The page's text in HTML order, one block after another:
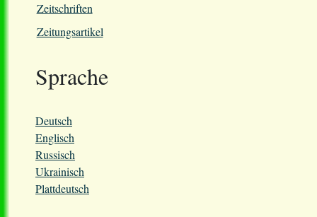
Zeitschriften
Zeitungsartikel
Sprache
Deutsch
Englisch
Russisch
Ukrainisch
Plattdeutsch